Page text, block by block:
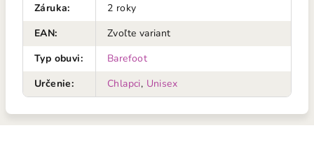
Záruka:
2 roky
EAN:
Zvoľte variant
Typ obuvi:
Barefoot
Určenie: Chlapci, Unisex